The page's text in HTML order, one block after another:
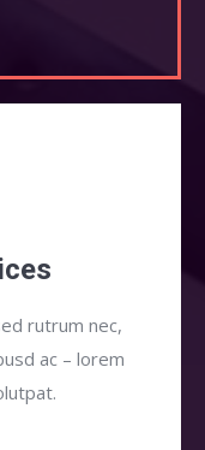
rutrum nec,
ac – lorem